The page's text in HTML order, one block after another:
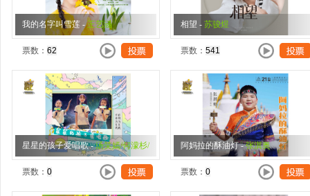
我的名字叫雪莲 -王艺涵
票数：
相望 - 苏骏煜
票数：
星星的孩子爱唱歌-汤笑嫣/何濛杉/
蔡瑞琳
票数：
阿妈拉的酥油灯-张淇奥
票数：